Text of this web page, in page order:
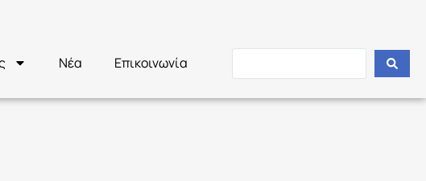
Νέα Επικοινωνία